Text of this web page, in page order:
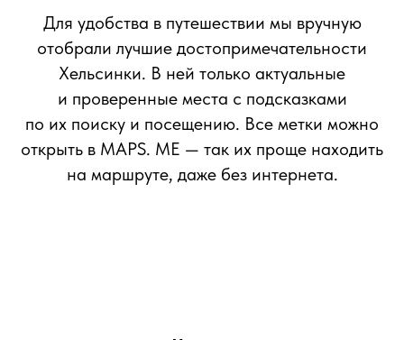
Для удобства в путешествии мы вручную
отобрали лучшие достопримечательности
Хельсинки. В ней только актуальные
и проверенные места с подсказками
по их поиску и посещению. Все метки можно
открыть в MAPS. ME — так их проще находить
на маршруте, даже без интернета.